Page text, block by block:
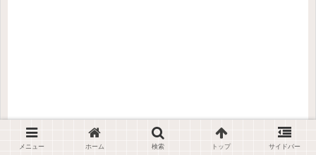
メニュー ホーム 検索 トップ サイドバー